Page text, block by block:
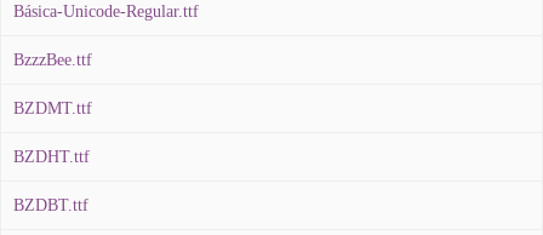
Básica-Unicode-Regular.ttf
BzzzBee.ttf
BZDMT.ttf
BZDHT.ttf
BZDBT.ttf